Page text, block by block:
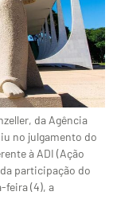
da Agência
no julgamento do
à ADI (Ação
participação do
feira (4), a